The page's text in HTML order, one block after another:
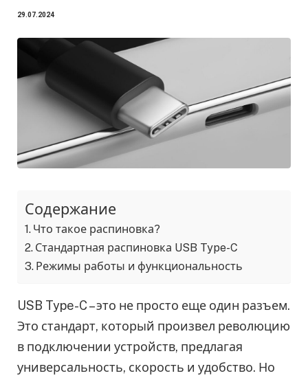
29.07.2024
Содержание
Что такое распиновка?
Стандартная распиновка USB Type-C
Режимы работы и функциональность
USB Type-C – это не просто еще один разъем.
Это стандарт, который произвел революцию
в подключении устройств, предлагая
универсальность, скорость и удобство. Но